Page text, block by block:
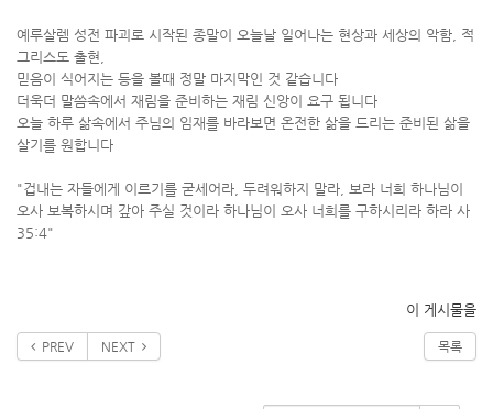
예루살렘 성전 파괴로 시작된 종말이 오늘날 일어나는 현상과 세상의 악함, 적
그리스도 출현,
믿음이 식어지는 등을 볼때 정말 마지막인 것 같습니다
더욱더 말씀속에서 재림을 준비하는 재림 신앙이 요구 됩니다
오늘 하루 삶속에서 주님의 임재를 바라보면 온전한 삶을 드리는 준비된 삶을
살기를 원합니다
"겁내는 자들에게 이르기를 굳세어라, 두려워하지 말라, 보라 너희 하나님이
오사 보복하시며 갚아 주실 것이라 하나님이 오사 너희를 구하시리라 하라 사
35:4"
이 게시물을
PREV NEXT 목록